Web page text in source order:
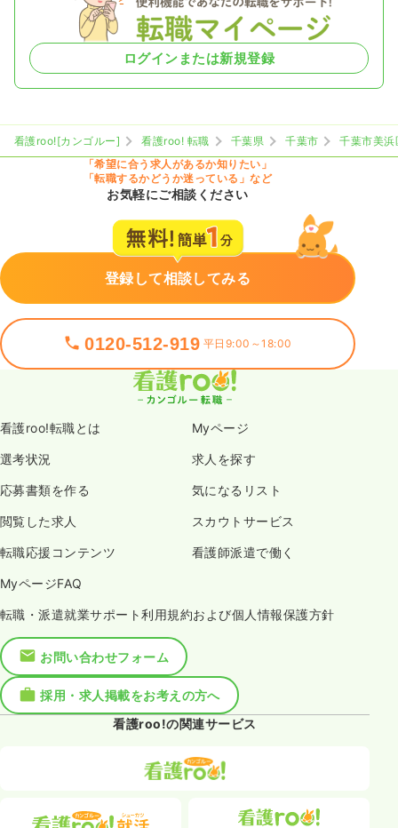
ログインまたは新規登録
看護roo![カンゴルー] 看護roo! 転職 千葉県 千葉市
千葉市美浜
「希望に合う求人があるか知りたい」
「転職するかどうか迷っている」など
お気軽にご相談ください
登録して相談してみる
0120-512-919 平日9:00～18:00
看護roo!転職とは Myページ
選考状況 求人を探す
応募書類を作る 気になるリスト
閲覧した求人 スカウトサービス
転職応援コンテンツ 看護師派遣で働く
MyページFAQ
転職・派遣就業サポート利用規約および個人情報保護方針
お問い合わせフォーム
採用・求人掲載をお考えの方へ
看護roo!の関連サービス